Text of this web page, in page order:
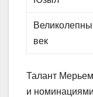
век
Талант
и